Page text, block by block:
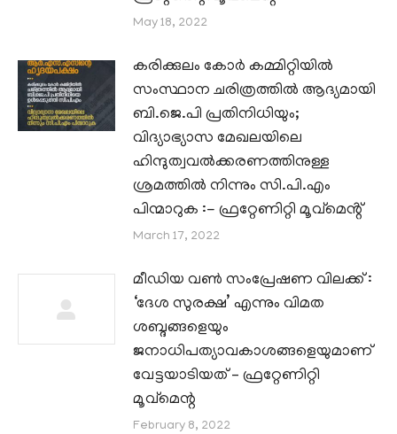
May 18, 2022
കരിക്കുലം കോർ കമ്മിറ്റിയിൽ
സംസ്ഥാന ചരിത്രത്തിൽ ആദ്യമായി
ബി.ജെ.പി പ്രതിനിധിയും;
വിദ്യാഭ്യാസ മേഖലയിലെ
ഹിന്ദുത്വവൽക്കരണത്തിനുള്ള
ശ്രമത്തിൽ നിന്നും സി.പി.എം
പിന്മാറുക :- ഫ്രറ്റേണിറ്റി മൂവ്മെൻ്റ്
March 17, 2022
മീഡിയ വൺ സംപ്രേഷണ വിലക്ക് :
‘ദേശ സുരക്ഷ’ എന്നും വിമത
ശബ്ദങ്ങളെയും
ജനാധിപത്യാവകാശങ്ങളെയുമാണ്
വേട്ടയാടിയത് – ഫ്രറ്റേണിറ്റി
മൂവ്മെന്റ
February 8, 2022